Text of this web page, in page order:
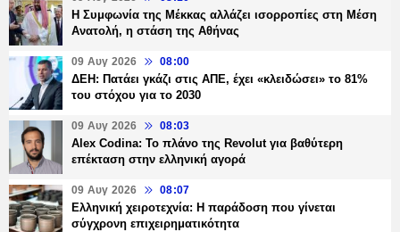
Η Συμφωνία της Μέκκας αλλάζει ισορροπίες στη Μέση
Ανατολή, η στάση της Αθήνας
09 Αυγ 2026 08:00
ΔΕΗ: Πατάει γκάζι στις ΑΠΕ, έχει «κλειδώσει» το 81%
του στόχου για το 2030
09 Αυγ 2026 08:03
Alex Codina: Το πλάνο της Revolut για βαθύτερη
επέκταση στην ελληνική αγορά
09 Αυγ 2026 08:07
Ελληνική χειροτεχνία: Η παράδοση που γίνεται
σύγχρονη επιχειρηματικότητα